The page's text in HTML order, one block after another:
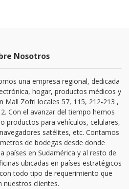
Nosotros
una empresa regional, dedicada
hogar, productos médicos y
Mall Zofri locales 57, 115, 212-213 ,
Con el avanzar del tiempo hemos
productos para vehículos, celulares,
satélites, etc. Contamos
de bodegas desde donde
países en Sudamérica y al resto de
ubicadas en países estratégicos
todo tipo de requerimiento que
nuestros clientes.